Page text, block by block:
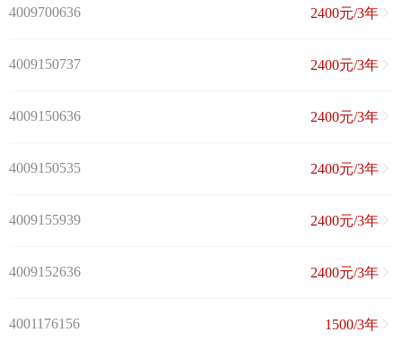
4009700636 2400元/3年
4009150737 2400元/3年
4009150636 2400元/3年
4009150535 2400元/3年
4009155939 2400元/3年
4009152636 2400元/3年
4001176156 1500/3年